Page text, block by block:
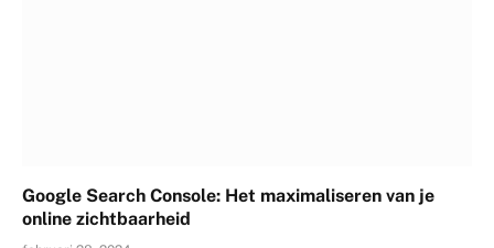
Google Search Console: Het maximaliseren van je
online zichtbaarheid